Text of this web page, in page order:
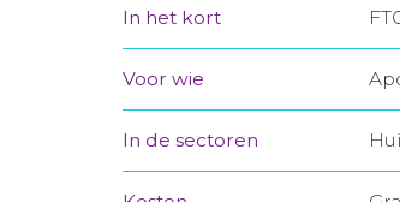
In het kort
Voor wie
In de sectoren